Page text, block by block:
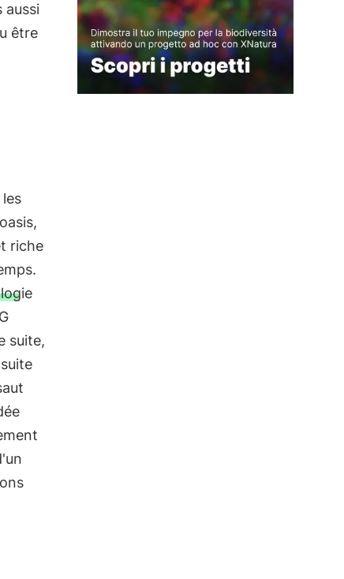
aussi
être
riche
suite,